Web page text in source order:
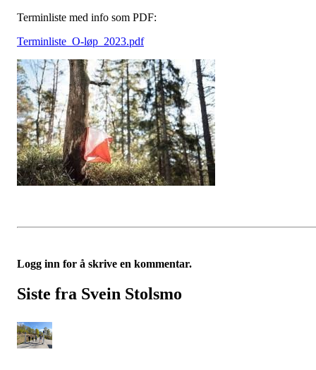
Terminliste med info som PDF:
Terminliste_O-løp_2023.pdf
Logg inn for å skrive en kommentar.
Siste fra Svein Stolsmo